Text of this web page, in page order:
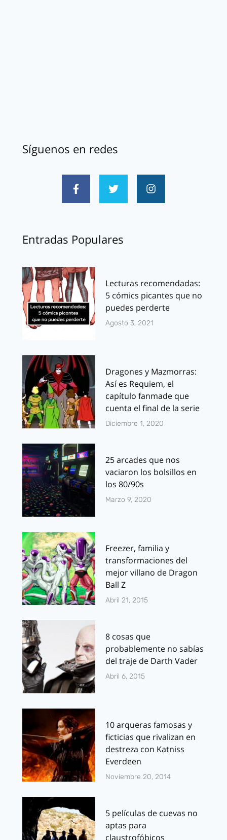
Síguenos en redes
Entradas Populares
Lecturas recomendadas:
5 cómics picantes que no
puedes perderte
Agosto 3, 2021
Dragones y Mazmorras:
Así es Requiem, el
capítulo fanmade que
cuenta el final de la serie
Diciembre 1, 2020
25 arcades que nos
vaciaron los bolsillos en
los 80/90s
Marzo 9, 2020
Freezer, familia y
transformaciones del
mejor villano de Dragon
Ball Z
Abril 21, 2015
8 cosas que
probablemente no sabías
del traje de Darth Vader
Abril 6, 2015
10 arqueras famosas y
ficticias que rivalizan en
destreza con Katniss
Everdeen
Noviembre 20, 2014
5 películas de cuevas no
aptas para
claustrofóbicos